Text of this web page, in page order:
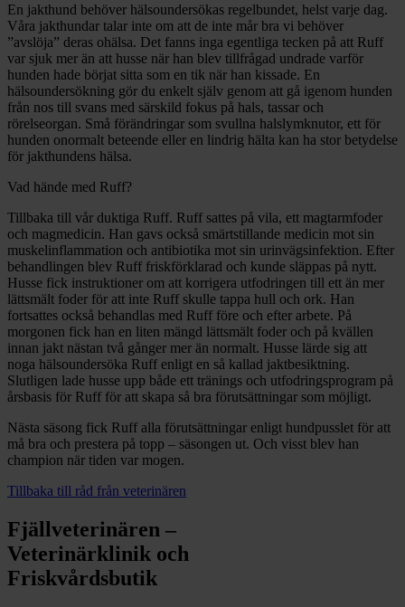
En jakthund behöver hälsoundersökas regelbundet, helst varje dag.
Våra jakthundar talar inte om att de inte mår bra vi behöver
”avslöja” deras ohälsa. Det fanns inga egentliga tecken på att Ruff
var sjuk mer än att husse när han blev tillfrågad undrade varför
hunden hade börjat sitta som en tik när han kissade. En
hälsoundersökning gör du enkelt själv genom att gå igenom hunden
från nos till svans med särskild fokus på hals, tassar och
rörelseorgan. Små förändringar som svullna halslymknutor, ett för
hunden onormalt beteende eller en lindrig hälta kan ha stor betydelse
för jakthundens hälsa.
Vad hände med Ruff?
Tillbaka till vår duktiga Ruff. Ruff sattes på vila, ett magtarmfoder
och magmedicin. Han gavs också smärtstillande medicin mot sin
muskelinflammation och antibiotika mot sin urinvägsinfektion. Efter
behandlingen blev Ruff friskförklarad och kunde släppas på nytt.
Husse fick instruktioner om att korrigera utfodringen till ett än mer
lättsmält foder för att inte Ruff skulle tappa hull och ork. Han
fortsattes också behandlas med Ruff före och efter arbete. På
morgonen fick han en liten mängd lättsmält foder och på kvällen
innan jakt nästan två gånger mer än normalt. Husse lärde sig att
noga hälsoundersöka Ruff enligt en så kallad jaktbesiktning.
Slutligen lade husse upp både ett tränings och utfodringsprogram på
årsbasis för Ruff för att skapa så bra förutsättningar som möjligt.
Nästa säsong fick Ruff alla förutsättningar enligt hundpusslet för att
må bra och prestera på topp – säsongen ut. Och visst blev han
champion när tiden var mogen.
Tillbaka till råd från veterinären
Fjällveterinären –
Veterinärklinik och
Friskvårdsbutik